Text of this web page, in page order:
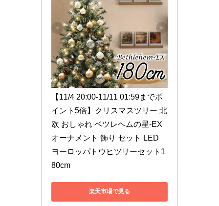
【11/4 20:00-11/11 01:59までポ
イント5倍】クリスマスツリー 北
欧 おしゃれ ベツレヘムの星-EX
オーナメント 飾り セット LED
ヨーロッパトウヒツリーセット1
80cm
楽天市場で見る